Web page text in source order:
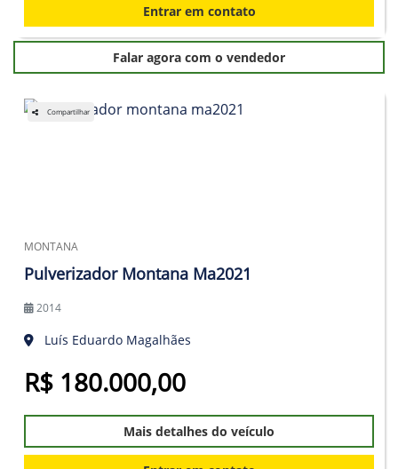
Entrar em contato
Falar agora com o vendedor
Compartilhar
MONTANA
Pulverizador Montana Ma2021
2014
Luís Eduardo Magalhães
R$ 180.000,00
Mais detalhes do veículo